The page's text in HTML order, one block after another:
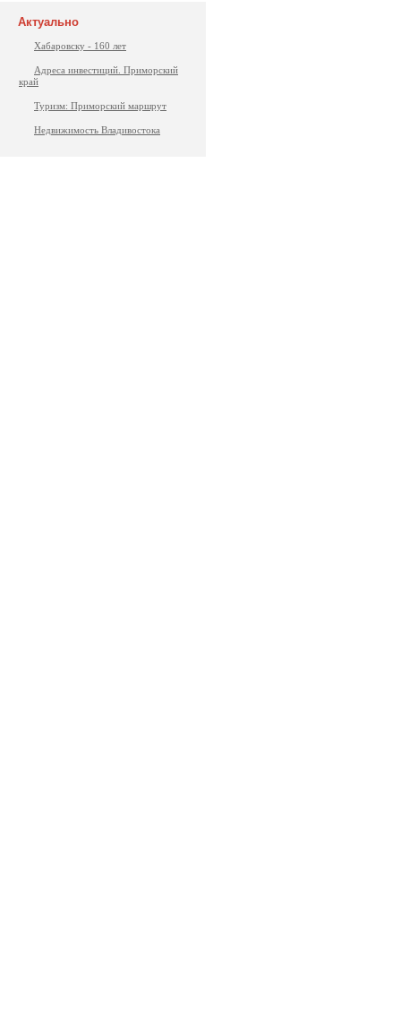
Актуально
Хабаровску - 160 лет
Адреса инвестиций. Приморский
край
Туризм: Приморский маршрут
Недвижимость Владивостока